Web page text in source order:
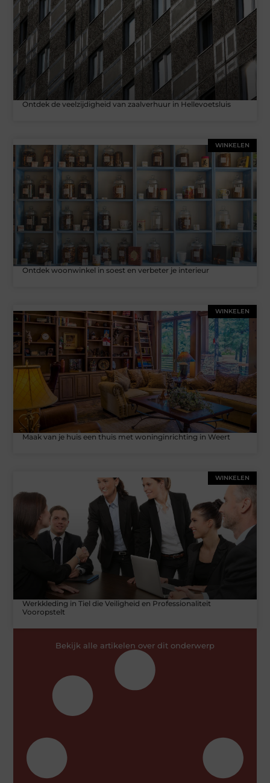
Ontdek de veelzijdigheid van zaalverhuur in Hellevoetsluis
WINKELEN
Ontdek woonwinkel in soest en verbeter je interieur
WINKELEN
Maak van je huis een thuis met woninginrichting in Weert
WINKELEN
Werkkleding in Tiel die Veiligheid en Professionaliteit
Vooropstelt
Bekijk alle artikelen over dit onderwerp